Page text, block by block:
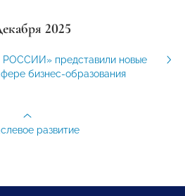
2025
представили новые
бизнес-образования
развитие